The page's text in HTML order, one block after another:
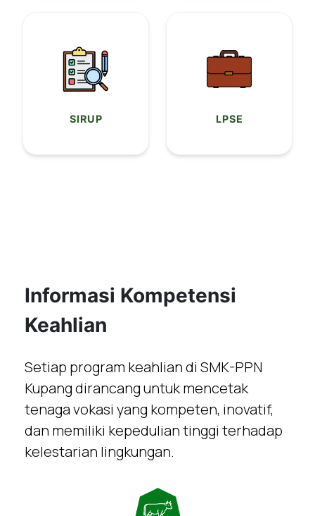
SIRUP LPSE
Informasi Kompetensi
Keahlian
Setiap program keahlian di SMK-PPN
Kupang dirancang untuk mencetak
tenaga vokasi yang kompeten, inovatif,
dan memiliki kepedulian tinggi terhadap
kelestarian lingkungan.